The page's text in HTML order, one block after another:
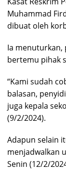
Muhammad
dibuat oleh
Ia menuturkan,
bertemu pihak
“Kami sudah
balasan,
juga kepala
(9/2/2024).
Adapun selain
menjadwalkan
Senin (12/2/